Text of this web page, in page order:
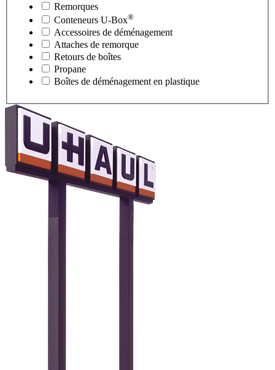
Remorques
Conteneurs U-Box®
Accessoires de déménagement
Attaches de remorque
Retours de boîtes
Propane
Boîtes de déménagement en plastique